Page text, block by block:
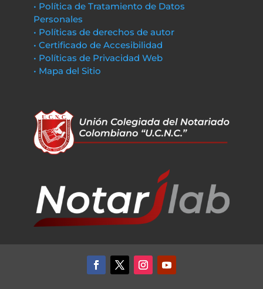
• Política de Tratamiento de Datos
Personales
• Políticas de derechos de autor
• Certificado de Accesibilidad
• Políticas de Privacidad Web
• Mapa del Sitio